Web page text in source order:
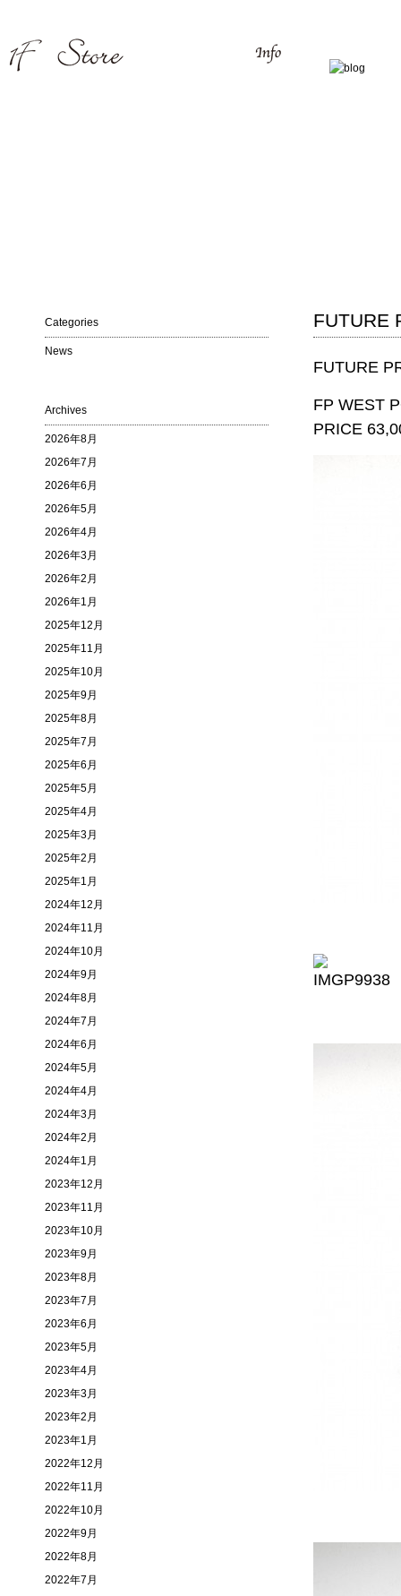
FUTURE
FUTURE
FP WEST
PRICE
Categories
News
Archives
2026年8月
2026年7月
2026年6月
2026年5月
2026年4月
2026年3月
2026年2月
2026年1月
2025年12月
2025年11月
2025年10月
2025年9月
2025年8月
2025年7月
2025年6月
2025年5月
2025年4月
2025年3月
2025年2月
2025年1月
2024年12月
2024年11月
2024年10月
2024年9月
2024年8月
2024年7月
2024年6月
2024年5月
2024年4月
2024年3月
2024年2月
2024年1月
2023年12月
2023年11月
2023年10月
2023年9月
2023年8月
2023年7月
2023年6月
2023年5月
2023年4月
2023年3月
2023年2月
2023年1月
2022年12月
2022年11月
2022年10月
2022年9月
2022年8月
2022年7月